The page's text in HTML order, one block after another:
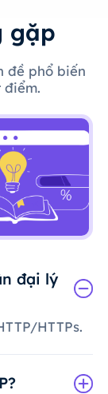
gặp
đề phổ biến
đại lý
HTTPs.